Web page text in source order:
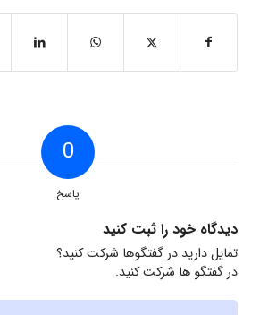
0
پاسخ
دیدگاه خود را ثبت کنید
تمایل دارید در گفتگوها شرکت کنید؟
در گفتگو ها شرکت کنید.